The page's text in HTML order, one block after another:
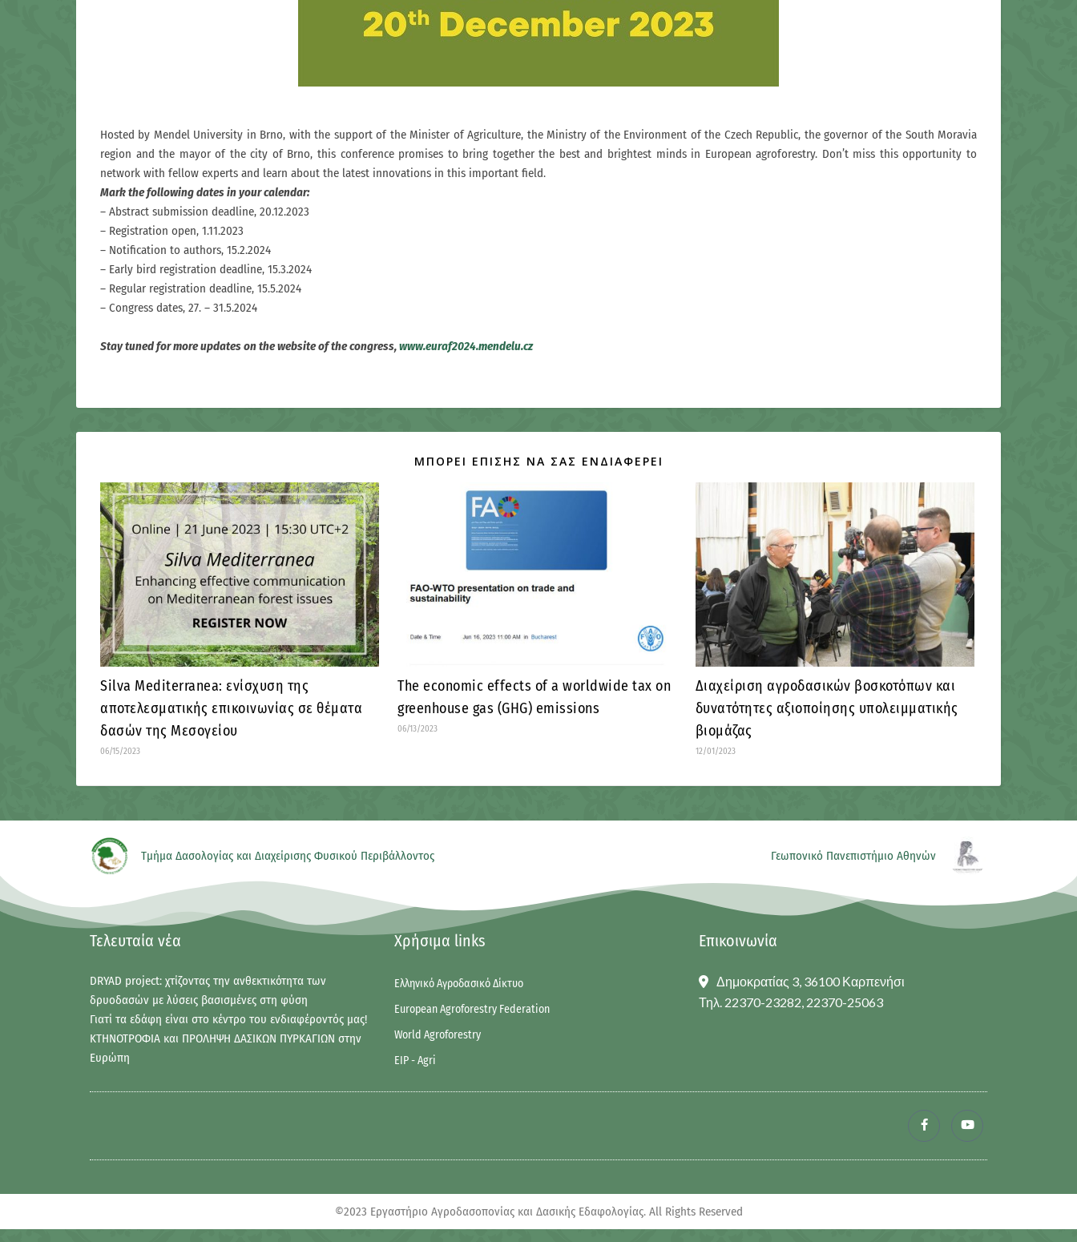
Hosted by Mendel University in Brno, with the support of the Minister of Agriculture, the Ministry of the Environment of the Czech Republic, the governor of the South Moravia
region and the mayor of the city of Brno, this conference promises to bring together the best and brightest minds in European agroforestry. Don’t miss this opportunity to
network with fellow experts and learn about the latest innovations in this important field.
Mark the following dates in your calendar:
– Abstract submission deadline, 20.12.2023
– Registration open, 1.11.2023
– Notification to authors, 15.2.2024
– Early bird registration deadline, 15.3.2024
– Regular registration deadline, 15.5.2024
– Congress dates, 27. – 31.5.2024
Stay tuned for more updates on the website of the congress,www.euraf2024.mendelu.cz
ΜΠΟΡΕΊ ΕΠΊΣΗΣ ΝΑ ΣΑΣ ΕΝΔΙΑΦΈΡΕΙ
Silva Mediterranea: ενίσχυση της
αποτελεσματικής επικοινωνίας σε θέματα
δασών της Μεσογείου
06/15/2023
The economic effects of a worldwide tax on
greenhouse gas (GHG) emissions
06/13/2023
Διαχείριση αγροδασικών βοσκοτόπων και
δυνατότητες αξιοποίησης υπολειμματικής
βιομάζας
12/01/2023
Τμήμα Δασολογίας και Διαχείρισης Φυσικού Περιβάλλοντος Γεωπονικό Πανεπιστήμιο Αθηνών
Τελευταία νέα
DRYAD project: χτίζοντας την ανθεκτικότητα των
δρυοδασών με λύσεις βασισμένες στη φύση
Γιατί τα εδάφη είναι στο κέντρο του ενδιαφέροντός μας!
ΚΤΗΝΟΤΡΟΦΙΑ και ΠΡΟΛΗΨΗ ΔΑΣΙΚΩΝ ΠΥΡΚΑΓΙΩΝ στην
Ευρώπη
Χρήσιμα links
Ελληνικό Αγροδασικό Δίκτυο
European Agroforestry Federation
World Agroforestry
EIP - Agri
Επικοινωνία
Δημοκρατίας 3, 36100 Καρπενήσι
Τηλ. 22370-23282, 22370-25063
©2023 Εργαστήριο Αγροδασοπονίας και Δασικής Εδαφολογίας. All Rights Reserved